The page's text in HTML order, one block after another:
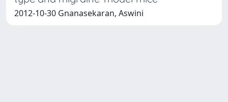
2012-10-30 Gnanasekaran, Aswini